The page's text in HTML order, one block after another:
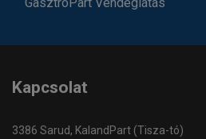
Kapcsolat
3386 Sarud, KalandPart (Tisza-tó)